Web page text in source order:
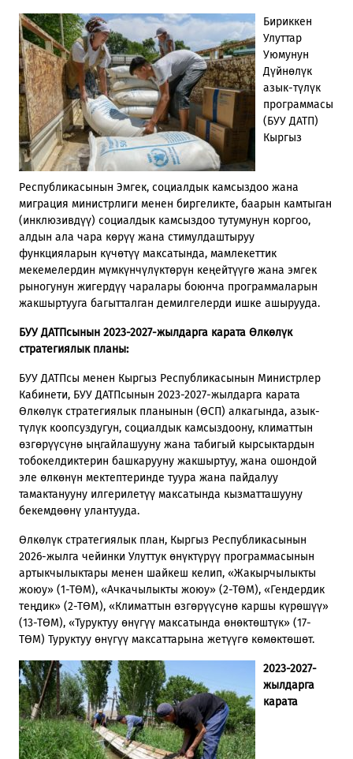
Бириккен
Улуттар
Уюмунун
Дүйнөлүк
азык-түлүк
программасы
(БУУ ДАТП)
Кыргыз
Республикасынын Эмгек, социалдык камсыздоо жана
миграция министрлиги менен биргеликте, баарын камтыган
(инклюзивдүү) социалдык камсыздоо тутумунун коргоо,
алдын ала чара көрүү жана стимулдаштыруу
функцияларын күчөтүү максатында, мамлекеттик
мекемелердин мүмкүнчүлүктөрүн кеңейтүүгө жана эмгек
рыногунун жигердүү чаралары боюнча программаларын
жакшыртууга багытталган демилгелерди ишке ашырууда.
БУУ ДАТПсынын 2023-2027-жылдарга карата Өлкөлүк
стратегиялык планы:
БУУ ДАТПсы менен Кыргыз Республикасынын Министрлер
Кабинети, БУУ ДАТПсынын 2023-2027-жылдарга карата
Өлкөлүк стратегиялык планынын (ӨСП) алкагында, азык-
түлүк коопсуздугун, социалдык камсыздоону, климаттын
өзгөрүүсүнө ыңгайлашууну жана табигый кырсыктардын
тобокелдиктерин башкарууну жакшыртуу, жана ошондой
эле өлкөнүн мектептеринде туура жана пайдалуу
тамактанууну илгерилетүү максатында кызматташууну
бекемдөөнү улантууда.
Өлкөлүк стратегиялык план, Кыргыз Республикасынын
2026-жылга чейинки Улуттук өнүктүрүү программасынын
артыкчылыктары менен шайкеш келип, «Жакырчылыкты
жоюу» (1-ТӨМ), «Ачкачылыкты жоюу» (2-ТӨМ), «Гендердик
теңдик» (2-ТӨМ), «Климаттын өзгөрүүсүнө каршы күрөшүү»
(13-ТӨМ), «Туруктуу өнүгүү максатында өнөктөштүк» (17-
ТӨМ) Туруктуу өнүгүү максаттарына жетүүгө көмөктөшөт.
2023-2027-
жылдарга
карата